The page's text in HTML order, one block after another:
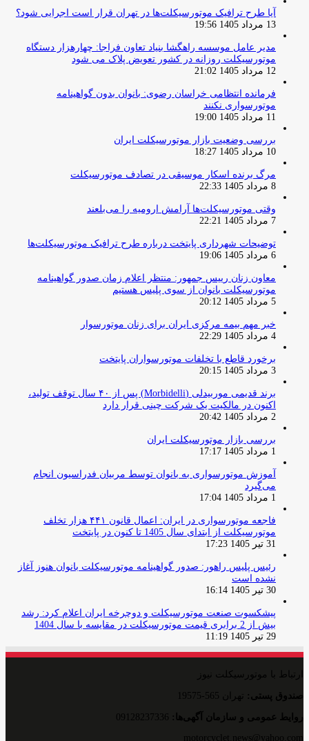
آیا طرح ترافیک موتورسیکلت‌ها در تهران قرار است اجرایی شود؟
13 مرداد 1405 19:56
مدیر عامل موسسه راهگشا بنیاد تعاون فراجا: چهارهزار دستگاه
موتورسیکلت روزانه در کشور تعویض پلاک می شود
12 مرداد 1405 21:02
فرمانده انتظامی خراسان رضوی: بانوان بدون گواهینامه
موتورسواری نکنند
11 مرداد 1405 19:00
بررسی وضعیت بازار موتورسیکلت ایران
10 مرداد 1405 18:27
مرگ برنده اسکار موسیقی در تصادف موتورسیکلت
8 مرداد 1405 22:33
وقتی موتورسیکلت‌ها آرامش ارومیه را می‌بلعند
7 مرداد 1405 22:21
توضیحات شهرداری پایتخت درباره طرح ترافیک موتورسیکلت‌ها
6 مرداد 1405 19:06
معاون زنان رییس جمهور: منتظر اعلام زمان صدور گواهینامه
موتورسیکلت بانوان از سوی پلیس هستیم
5 مرداد 1405 20:12
خبر مهم بیمه مرکزی ایران برای زنان موتورسوار
4 مرداد 1405 22:29
برخورد قاطع با تخلفات موتورسواران پایتخت
3 مرداد 1405 20:15
برند قدیمی موربیدلی (Morbidelli) پس از ۴۰ سال توقف تولید،
اکنون در مالکیت یک شرکت چینی قرار دارد
2 مرداد 1405 20:42
بررسی بازار موتورسیکلت ایران
1 مرداد 1405 17:17
آموزش موتورسواری به بانوان توسط مربیان فدراسیون انجام
می‌گیرد
1 مرداد 1405 17:04
فاجعه موتورسواری در ایران: اعمال قانون ۴۴۱ هزار تخلف
موتورسیکلت از ابتدای سال 1405 تا کنون در پایتخت
31 تیر 1405 17:23
رئیس پلیس راهور: صدور گواهینامه موتورسیکلت بانوان هنوز آغاز
نشده است
30 تیر 1405 16:14
پیشکسوت صنعت موتورسیکلت و دوچرخه ایران اعلام کرد: رشد
بیش از 2 برابری قیمت موتورسیکلت در مقایسه با سال 1404
29 تیر 1405 11:19
ارتباط با موتورسیکلت نیوز
صندوق پستی: تهران 565-19575
روایط عمومی و سازمان آگهی‌ها:
motorcyclet.news@yahoo.com